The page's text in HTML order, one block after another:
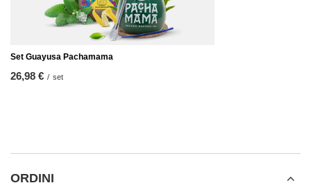
Set Guayusa Pachamama
26,98 € / set
ORDINI